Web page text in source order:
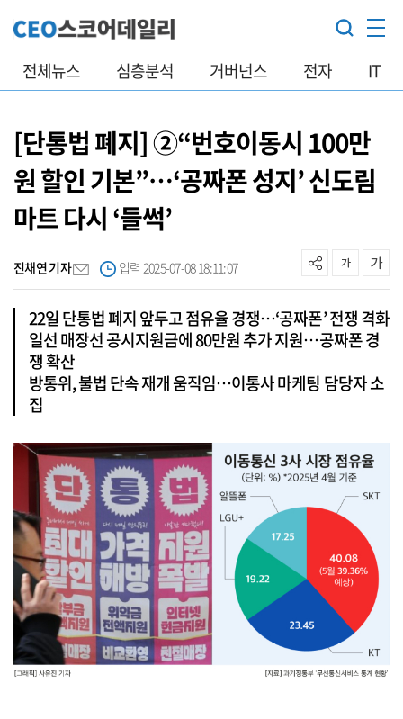
전체뉴스 심층분석 거버넌스 전자 IT
[단통법 폐지] ②“번호이동시 100만
원 할인 기본”…‘공짜폰 성지’ 신도림
마트 다시 ‘들썩’
진채연 기자 입력 2025-07-08 18:11:07
22일 단통법 폐지 앞두고 점유율 경쟁…‘공짜폰’ 전쟁 격화
일선 매장선 공시지원금에 80만원 추가 지원…공짜폰 경
쟁 확산
방통위, 불법 단속 재개 움직임…이통사 마케팅 담당자 소
집